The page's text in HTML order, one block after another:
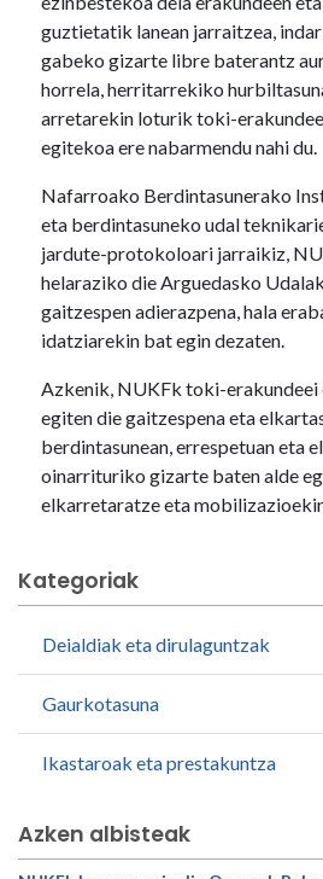
guztietatik lanean jarraitzea,
gabeko gizarte libre baterantz
horrela, herritarrekiko
arretarekin loturik toki-
egitekoa ere nabarmendu nahi du.
Nafarroako Berdintasunerako
eta berdintasuneko udal
jardute-protokoloari jarraikiz,
helaraziko die Arguedasko
gaitzespen adierazpena, hala
idatziarekin bat egin dezaten.
Azkenik, NUKFk toki-erakundeei
egiten die gaitzespena eta
berdintasunean, errespetuan eta
oinarrituriko gizarte baten alde
elkarretaratze eta
Kategoriak
Deialdiak eta dirulaguntzak
Gaurkotasuna
Ikastaroak eta prestakuntza
Azken albisteak